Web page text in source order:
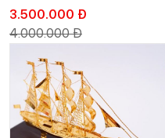
3.500.000 Đ
4.000.000 Đ